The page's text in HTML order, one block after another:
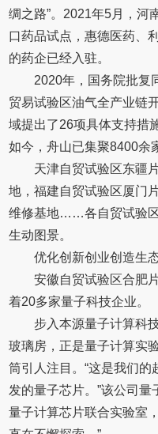
绸之路”。2021年5月，河
口药品试点，惠德医药、
的药企已经入驻。
2020年，国务院批复
贸易试验区油气全产业链
域提出了26项具体支持措
如今，舟山已集聚8400余
天津自贸试验区东疆
地，福建自贸试验区厦门
维修基地……各自贸试验
生动图景。
优化创新创业创造生
安徽自贸试验区合肥
着20多家量子科技企业。
步入本源量子计算科
玻璃房，正是量子计算实
筒引人注目。“这是我们
发的量子芯片。”该公司量
量子计算芯片联合实验室